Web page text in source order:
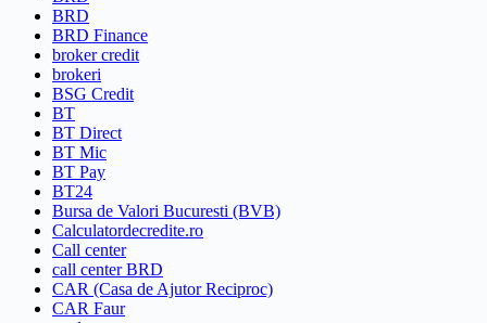
BRD
BRD Finance
broker credit
brokeri
BSG Credit
BT
BT Direct
BT Mic
BT Pay
BT24
Bursa de Valori Bucuresti (BVB)
Calculatordecredite.ro
Call center
call center BRD
CAR (Casa de Ajutor Reciproc)
CAR Faur